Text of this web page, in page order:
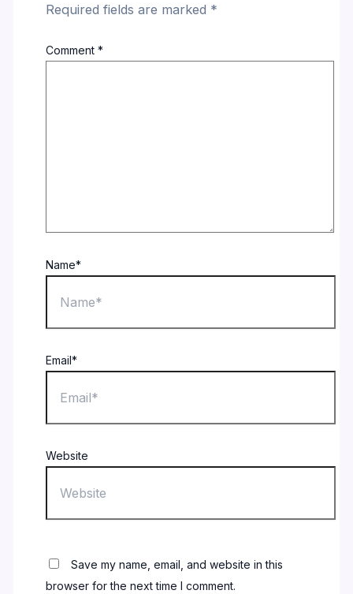
Required fields are marked *
Comment *
Name*
Email*
Website
Save my name, email, and website in this
browser for the next time I comment.